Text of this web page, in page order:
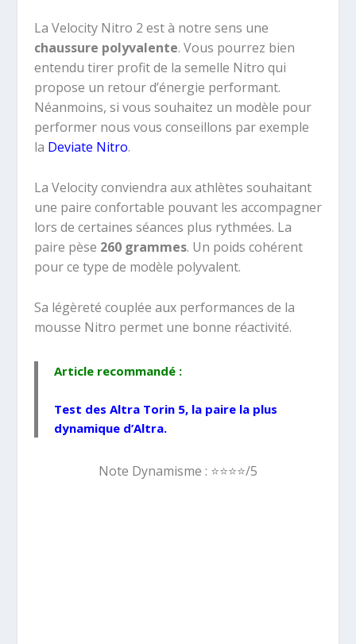
La Velocity Nitro 2 est à notre sens une
chaussure polyvalente. Vous pourrez bien
entendu tirer profit de la semelle Nitro qui
propose un retour d’énergie performant.
Néanmoins, si vous souhaitez un modèle pour
performer nous vous conseillons par exemple
la Deviate Nitro.
La Velocity conviendra aux athlètes souhaitant
une paire confortable pouvant les accompagner
lors de certaines séances plus rythmées. La
paire pèse 260 grammes. Un poids cohérent
pour ce type de modèle polyvalent.
Sa légèreté couplée aux performances de la
mousse Nitro permet une bonne réactivité.
Article recommandé :
Test des Altra Torin 5, la paire la plus
dynamique d’Altra.
Note Dynamisme : ⭐️⭐️⭐️⭐️/5